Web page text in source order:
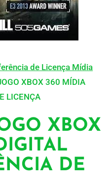
de Licença Mídia
XBOX 360 MÍDIA
LICENÇA
XBOX
DE